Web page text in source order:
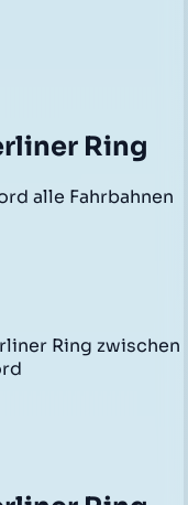
Ring
alle Fahrbahnen
Ring zwischen